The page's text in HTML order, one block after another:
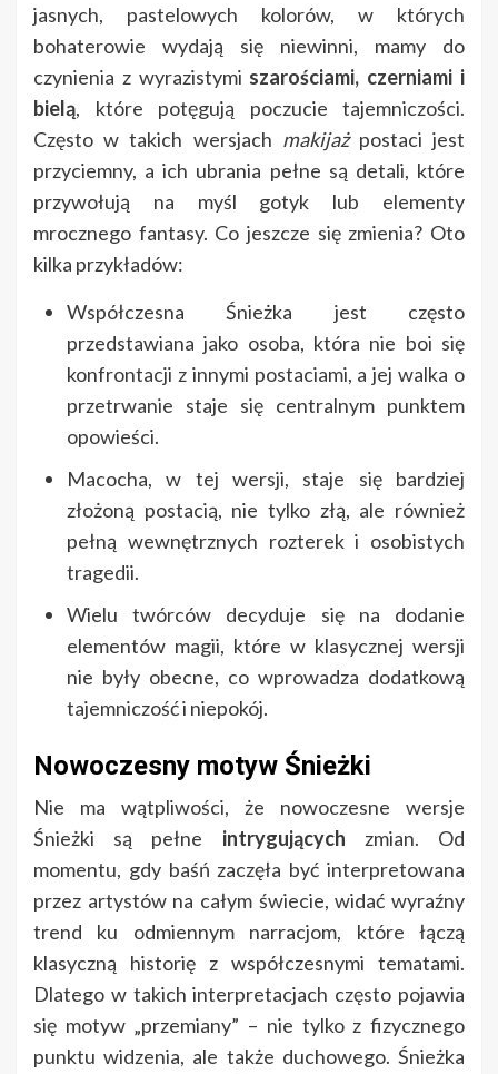
jasnych, pastelowych kolorów, w których
bohaterowie wydają się niewinni, mamy do
czynienia z wyrazistymi szarościami, czerniami i
bielą, które potęgują poczucie tajemniczości.
Często w takich wersjach makijażpostaci jest
przyciemny, a ich ubrania pełne są detali, które
przywołują na myśl gotyk lub elementy
mrocznego fantasy. Co jeszcze się zmienia? Oto
kilka przykładów:
Współczesna Śnieżka jest często
przedstawiana jako osoba, która nie boi się
konfrontacji z innymi postaciami, a jej walka o
przetrwanie staje się centralnym punktem
opowieści.
Macocha, w tej wersji, staje się bardziej
złożoną postacią, nie tylko złą, ale również
pełną wewnętrznych rozterek i osobistych
tragedii.
Wielu twórców decyduje się na dodanie
elementów magii, które w klasycznej wersji
nie były obecne, co wprowadza dodatkową
tajemniczość i niepokój.
Nowoczesny motyw Śnieżki
Nie ma wątpliwości, że nowoczesne wersje
Śnieżki są pełne intrygujących zmian. Od
momentu, gdy baśń zaczęła być interpretowana
przez artystów na całym świecie, widać wyraźny
trend ku odmiennym narracjom, które łączą
klasyczną historię z współczesnymi tematami.
Dlatego w takich interpretacjach często pojawia
się motyw „przemiany” – nie tylko z fizycznego
punktu widzenia, ale także duchowego. Śnieżka